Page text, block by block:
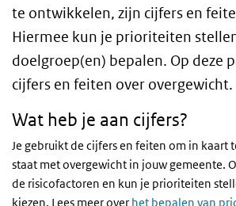
te ontwikkelen, zijn cijfers en
Hiermee kun je prioriteiten
doelgroep(en) bepalen. Op deze
cijfers en feiten over overgewicht.
Wat heb je aan cijfers?
Je gebruikt de cijfers en feiten om in kaart
staat met overgewicht in jouw gemeente.
de risicofactoren en kun je prioriteiten
kiezen. Lees meer over het bepalen van